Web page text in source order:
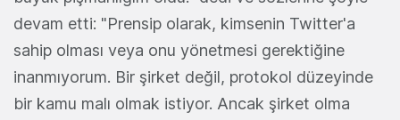
devam etti: "Prensip olarak, kimsenin Twitter'a
sahip olması veya onu yönetmesi gerektiğine
inanmıyorum. Bir şirket değil, protokol düzeyinde
bir kamu malı olmak istiyor. Ancak şirket olma